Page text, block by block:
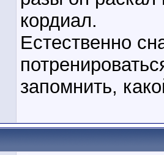
кордиал.
Естественно
запомнить,